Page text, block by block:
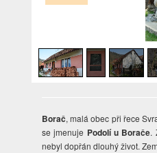
Borač, malá obec při řece
se jmenuje Podolí u Borače.
nebyl dopřán dlouhý život.